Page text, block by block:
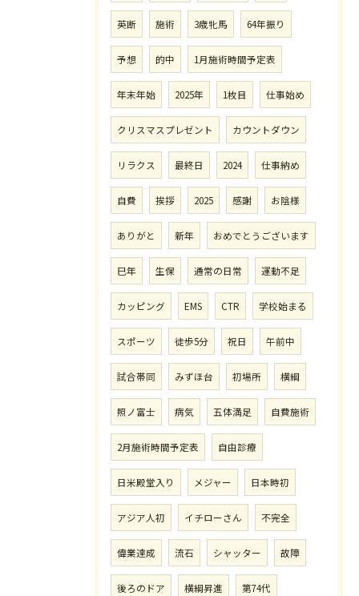
英断 施術 3歳牝馬 64年振り
予想 的中 1月施術時間予定表
年末年始 2025年 1枚目 仕事始め
クリスマスプレゼント カウントダウン
リラクス 最終日 2024 仕事納め
自費 挨拶 2025 感謝 お陰様
ありがと 新年 おめでとうございます
巳年 生保 通常の日常 運動不足
カッピング EMS CTR 学校始まる
スポーツ 徒歩5分 祝日 午前中
試合帯同 みずほ台 初場所 横綱
照ノ富士 病気 五体満足 自費施術
2月施術時間予定表 自由診療
日米殿堂入り メジャー 日本時初
アジア人初 イチローさん 不完全
偉業達成 流石 シャッター 故障
後ろのドア 横綱昇進 第74代